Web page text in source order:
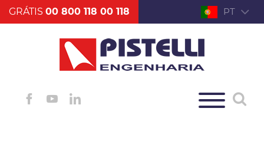
GRÁTIS 00 800 118 00 118 PT